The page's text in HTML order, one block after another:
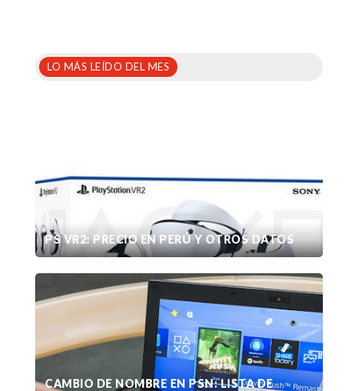
LO MÁS LEÍDO DEL MES
PS VR2: PRECIO EN PERÚ Y OTROS DATOS
CAMBIO DE NOMBRE EN PSN: LISTA DE